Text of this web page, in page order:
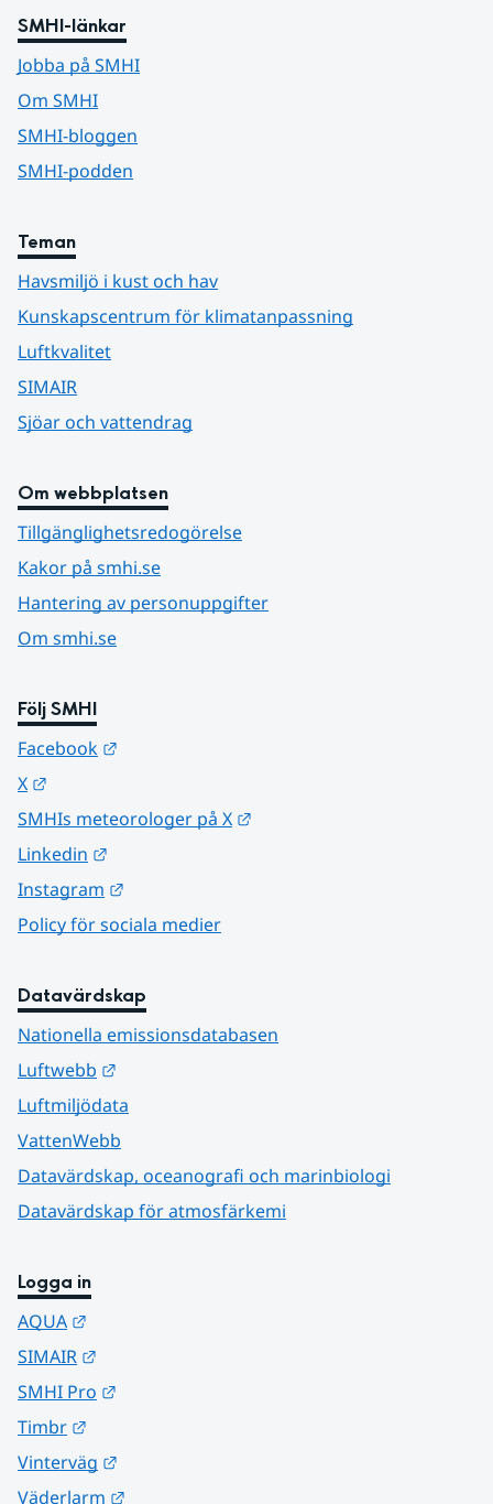
SMHI-länkar
Jobba på SMHI
Om SMHI
SMHI-bloggen
SMHI-podden
Teman
Havsmiljö i kust och hav
Kunskapscentrum för klimatanpassning
Luftkvalitet
SIMAIR
Sjöar och vattendrag
Om webbplatsen
Tillgänglighetsredogörelse
Kakor på smhi.se
Hantering av personuppgifter
Om smhi.se
Följ SMHI
Facebook
X
SMHIs meteorologer på X
Linkedin
Instagram
Policy för sociala medier
Datavärdskap
Nationella emissionsdatabasen
Luftwebb
Luftmiljödata
VattenWebb
Datavärdskap, oceanografi och marinbiologi
Datavärdskap för atmosfärkemi
Logga in
AQUA
SIMAIR
SMHI Pro
Timbr
Vinterväg
Väderlarm